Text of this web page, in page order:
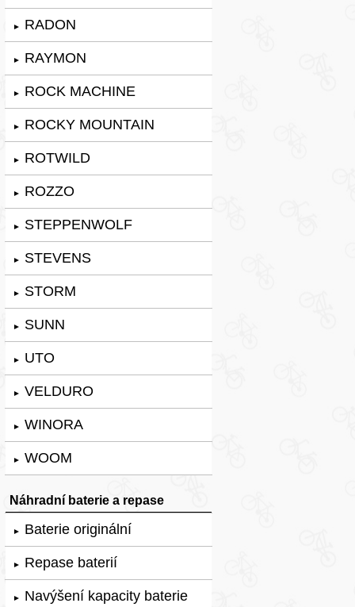
► RADON
► RAYMON
► ROCK MACHINE
► ROCKY MOUNTAIN
► ROTWILD
► ROZZO
► STEPPENWOLF
► STEVENS
► STORM
► SUNN
► UTO
► VELDURO
► WINORA
► WOOM
Náhradní baterie a repase
► Baterie originální
► Repase baterií
► Navýšení kapacity baterie